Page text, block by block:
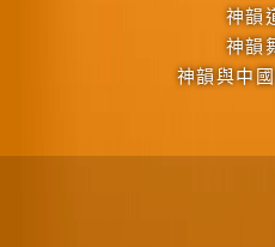
神韻
神韻
神韻與中